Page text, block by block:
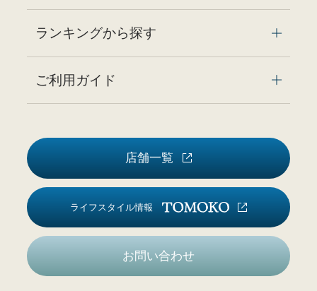
ランキングから探す
ご利用ガイド
店舗一覧
ライフスタイル情報
お問い合わせ